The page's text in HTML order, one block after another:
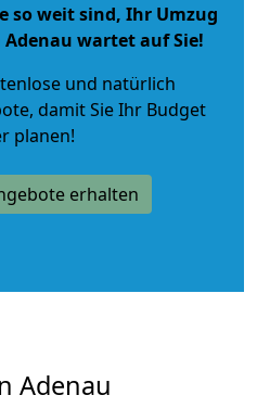
so weit sind, Ihr Umzug
wartet auf Sie!
und natürlich
, damit Sie Ihr Budget
planen!
erhalten
Adenau